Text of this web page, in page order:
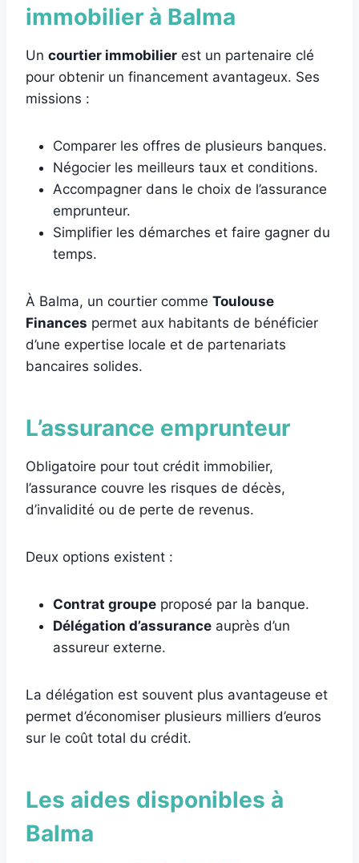
immobilier à Balma
Un courtier immobilier est un partenaire clé
pour obtenir un financement avantageux. Ses
missions :
Comparer les offres de plusieurs banques.
Négocier les meilleurs taux et conditions.
Accompagner dans le choix de l’assurance
emprunteur.
Simplifier les démarches et faire gagner du
temps.
À Balma, un courtier comme Toulouse
Finances permet aux habitants de bénéficier
d’une expertise locale et de partenariats
bancaires solides.
L’assurance emprunteur
Obligatoire pour tout crédit immobilier,
l’assurance couvre les risques de décès,
d’invalidité ou de perte de revenus.
Deux options existent :
Contrat groupe proposé par la banque.
Délégation d’assurance auprès d’un
assureur externe.
La délégation est souvent plus avantageuse et
permet d’économiser plusieurs milliers d’euros
sur le coût total du crédit.
Les aides disponibles à
Balma